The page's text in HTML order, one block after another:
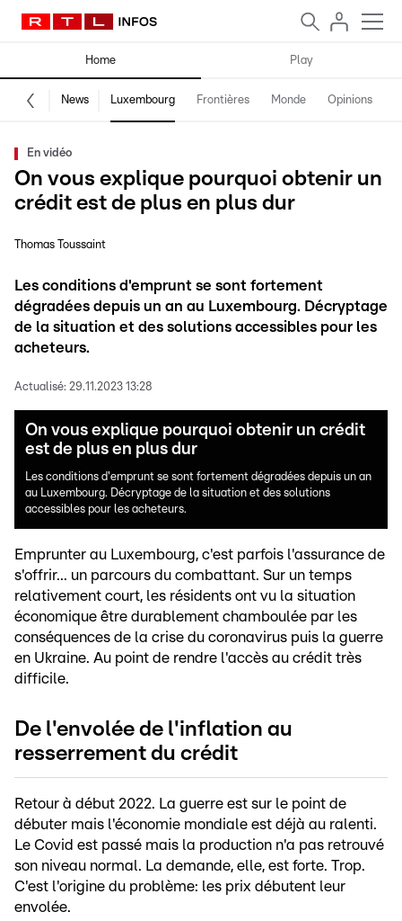
Home Play
News Luxembourg Frontières Monde Opinions
En vidéo
On vous explique pourquoi obtenir un
crédit est de plus en plus dur
Thomas Toussaint
Les conditions d'emprunt se sont fortement
dégradées depuis un an au Luxembourg. Décryptage
de la situation et des solutions accessibles pour les
acheteurs.
Actualisé: 29.11.2023 13:28
On vous explique pourquoi obtenir un crédit
est de plus en plus dur
Les conditions d'emprunt se sont fortement dégradées depuis un an
au Luxembourg. Décryptage de la situation et des solutions
accessibles pour les acheteurs.
Emprunter au Luxembourg, c'est parfois l'assurance de
s'offrir... un parcours du combattant. Sur un temps
relativement court, les résidents ont vu la situation
économique être durablement chamboulée par les
conséquences de la crise du coronavirus puis la guerre
en Ukraine. Au point de rendre l'accès au crédit très
difficile.
De l'envolée de l'inflation au
resserrement du crédit
Retour à début 2022. La guerre est sur le point de
débuter mais l'économie mondiale est déjà au ralenti.
Le Covid est passé mais la production n'a pas retrouvé
son niveau normal. La demande, elle, est forte. Trop.
C'est l'origine du problème: les prix débutent leur
envolée.